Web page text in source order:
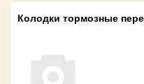
Колодки тормозные